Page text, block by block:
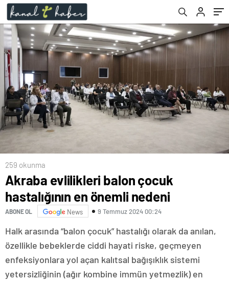
259 okunma
Akraba evlilikleri balon çocuk
hastalığının en önemli nedeni
ABONE OL News 9 Temmuz 2024 00:24
Halk arasında “balon çocuk” hastalığı olarak da anılan,
özellikle bebeklerde ciddi hayati riske, geçmeyen
enfeksiyonlara yol açan kalıtsal bağışıklık sistemi
yetersizliğinin (ağır kombine immün yetmezlik) en